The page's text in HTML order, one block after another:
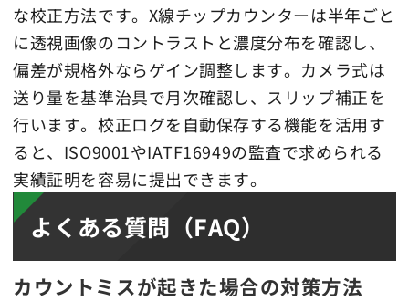
な校正方法です。X線チップカウンターは半年ごと
に透視画像のコントラストと濃度分布を確認し、
偏差が規格外ならゲイン調整します。カメラ式は
送り量を基準治具で月次確認し、スリップ補正を
行います。校正ログを自動保存する機能を活用す
ると、ISO9001やIATF16949の監査で求められる
実績証明を容易に提出できます。
よくある質問（FAQ）
カウントミスが起きた場合の対策方法